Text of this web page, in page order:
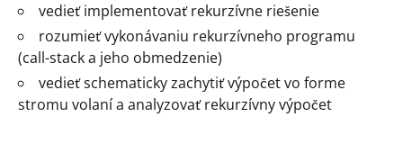
vedieť implementovať rekurzívne riešenie
rozumieť vykonávaniu rekurzívneho programu
(call-stack a jeho obmedzenie)
vedieť schematicky zachytiť výpočet vo forme
stromu volaní a analyzovať rekurzívny výpočet